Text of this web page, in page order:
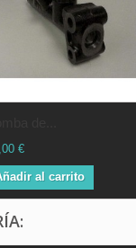
€
al carrito